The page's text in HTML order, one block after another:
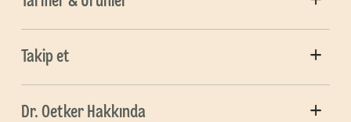
Takip et
Dr. Oetker Hakkında